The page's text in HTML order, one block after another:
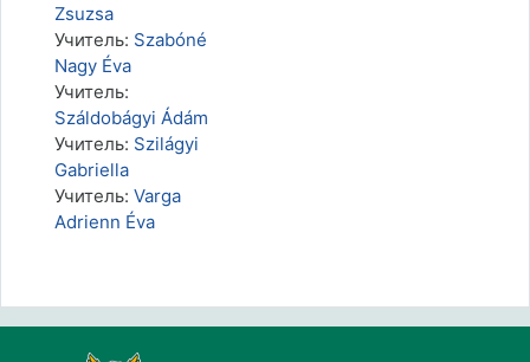
Zsuzsa
Учитель: Szabóné
Nagy Éva
Учитель:
Száldobágyi Ádám
Учитель: Szilágyi
Gabriella
Учитель: Varga
Adrienn Éva